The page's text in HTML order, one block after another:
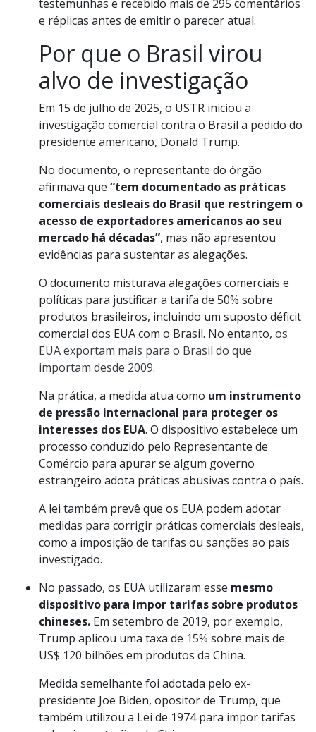
testemunhas e recebido mais de 295 comentários
e réplicas antes de emitir o parecer atual.
Por que o Brasil virou
alvo de investigação
Em 15 de julho de 2025, o USTR iniciou a
investigação comercial contra o Brasil a pedido do
presidente americano, Donald Trump.
No documento, o representante do órgão
afirmava que “tem documentado as práticas
comerciais desleais do Brasil que restringem o
acesso de exportadores americanos ao seu
mercado há décadas”, mas não apresentou
evidências para sustentar as alegações.
O documento misturava alegações comerciais e
políticas para justificar a tarifa de 50% sobre
produtos brasileiros, incluindo um suposto déficit
comercial dos EUA com o Brasil. No entanto, os
EUA exportam mais para o Brasil do que
importam desde 2009.
Na prática, a medida atua como um instrumento
de pressão internacional para proteger os
interesses dos EUA. O dispositivo estabelece um
processo conduzido pelo Representante de
Comércio para apurar se algum governo
estrangeiro adota práticas abusivas contra o país.
A lei também prevê que os EUA podem adotar
medidas para corrigir práticas comerciais desleais,
como a imposição de tarifas ou sanções ao país
investigado.
No passado, os EUA utilizaram esse mesmo
dispositivo para impor tarifas sobre produtos
chineses. Em setembro de 2019, por exemplo,
Trump aplicou uma taxa de 15% sobre mais de
US$ 120 bilhões em produtos da China.
Medida semelhante foi adotada pelo ex-
presidente Joe Biden, opositor de Trump, que
também utilizou a Lei de 1974 para impor tarifas